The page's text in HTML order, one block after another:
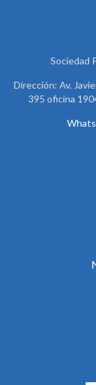
Sociedad
Dirección: Av.
395 oficina